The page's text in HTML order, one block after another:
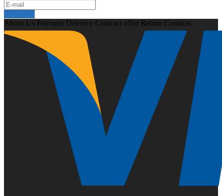
About Us Payment Delivery Contract offer Return Contacts